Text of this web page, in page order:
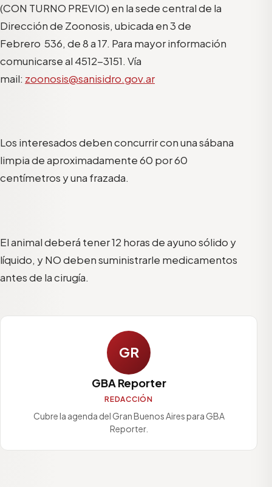
(CON TURNO PREVIO) en la sede central de la
Dirección de Zoonosis, ubicada en 3 de
Febrero 536, de 8 a 17. Para mayor información
comunicarse al 4512-3151. Vía
mail: zoonosis@sanisidro.gov.ar
Los interesados deben concurrir con una sábana
limpia de aproximadamente 60 por 60
centímetros y una frazada.
El animal deberá tener 12 horas de ayuno sólido y
líquido, y NO deben suministrarle medicamentos
antes de la cirugía.
GR
GBA Reporter
REDACCIÓN
Cubre la agenda del Gran Buenos Aires para GBA
Reporter.